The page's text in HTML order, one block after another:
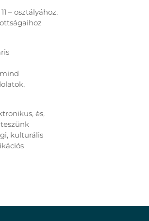
– osztályához,
és,
kulturális